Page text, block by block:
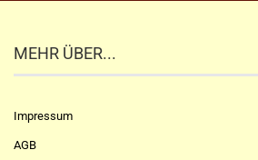
MEHR ÜBER...
Impressum
AGB